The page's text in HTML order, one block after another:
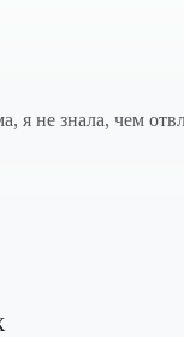
не знала, чем